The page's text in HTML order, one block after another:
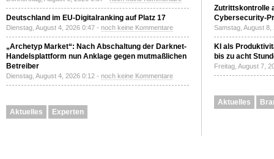
Deutschland im EU-Digitalranking auf Platz 17
Dienstag, August 4, 2026 0:47 - noch keine Kommentare
„Archetyp Market“: Nach Abschaltung der Darknet-
Handelsplattform nun Anklage gegen mutmaßlichen
Betreiber
Dienstag, August 4, 2026 0:12 - noch keine Kommentare
Aktuelles Experten
Zutrittskontrolle
Cybersecurity-
Samstag, August
KI als
bis zu acht
Freitag, August 7,
Aktuelles